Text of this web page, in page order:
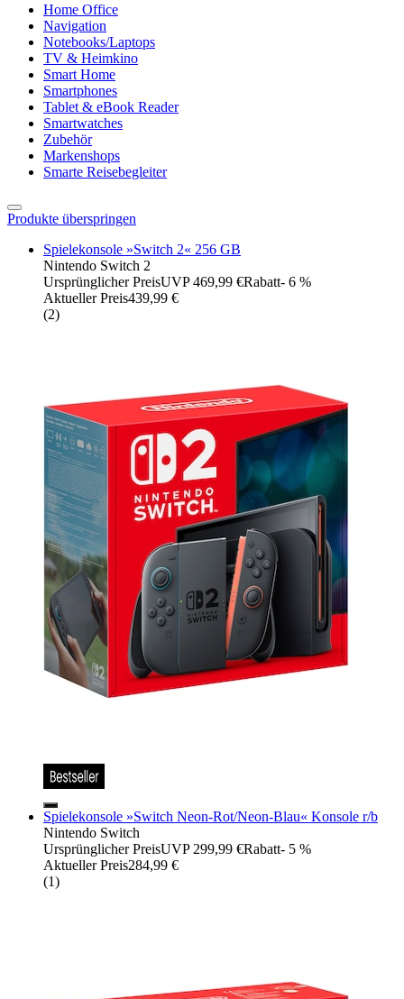
Home Office
Navigation
Notebooks/Laptops
TV & Heimkino
Smart Home
Smartphones
Tablet & eBook Reader
Smartwatches
Zubehör
Markenshops
Smarte Reisebegleiter
Produkte überspringen
Spielekonsole »Switch 2« 256 GB
Nintendo Switch 2
Ursprünglicher PreisUVP 469,99 €Rabatt- 6 %
Aktueller Preis439,99 €
(2)
Spielekonsole »Switch Neon-Rot/Neon-Blau« Konsole r/b
Nintendo Switch
Ursprünglicher PreisUVP 299,99 €Rabatt- 5 %
Aktueller Preis284,99 €
(1)